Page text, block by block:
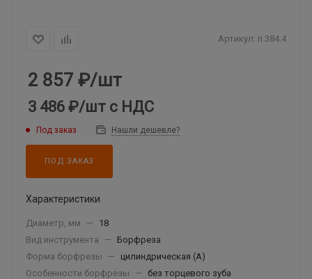
Артикул: ri.384.4
2 857 ₽/шт
3 486 ₽/шт с НДС
Под заказ Нашли дешевле?
ПОД ЗАКАЗ
Характеристики
Диаметр, мм —
18
Вид инструмента
— Борфреза
Форма борфрезы
—
цилиндрическая (A)
Особенности борфрезы
— без торцевого зуба